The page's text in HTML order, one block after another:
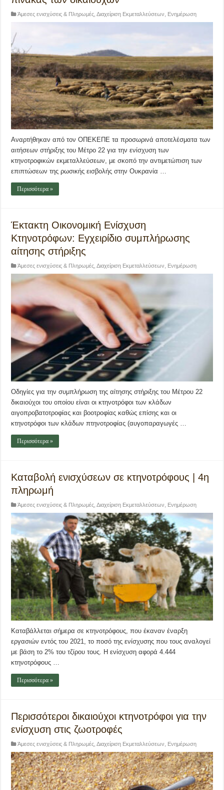
Άμεσες ενισχύσεις & Πληρωμές ,Διαχείριση Εκμεταλλεύσεων Ενημέρωση
Αναρτήθηκαν από τον ΟΠΕΚΕΠΕ τα προσωρινά αποτελέσματα των
αιτήσεων στήριξης του Μέτρο 22 για την ενίσχυση των
κτηνοτροφικών εκμεταλλεύσεων, με σκοπό την αντιμετώπιση των
επιπτώσεων της ρωσικής εισβολής στην Ουκρανία …
Περισσότερα »
Έκτακτη Οικονομική Ενίσχυση
Κτηνοτρόφων: Εγχειρίδιο συμπλήρωσης
αίτησης στήριξης
Άμεσες ενισχύσεις & Πληρωμές,Διαχείριση Εκμεταλλεύσεων, Ενημέρωση
Οδηγίες για την συμπλήρωση της αίτησης στήριξης του Μέτρου 22
δικαιούχοι του οποίου είναι οι κτηνοτρόφοι των κλάδων
αιγοπροβατοτροφίας και βοοτροφίας καθώς επίσης και οι
κτηνοτρόφοι των κλάδων πτηνοτροφίας (αυγοπαραγωγές …
Περισσότερα »
Καταβολή ενισχύσεων σε κτηνοτρόφους | 4η
πληρωμή
Άμεσες ενισχύσεις & Πληρωμές ,Διαχείριση Εκμεταλλεύσεων Ενημέρωση
Καταβάλλεται σήμερα σε κτηνοτρόφους, που έκαναν έναρξη
εργασιών εντός του 2021, το ποσό της ενίσχυσης που τους αναλογεί
με βάση το 2% του τζίρου τους. Η ενίσχυση αφορά 4.444
κτηνοτρόφους …
Περισσότερα »
Περισσότεροι δικαιούχοι κτηνοτρόφοι για την
ενίσχυση στις ζωοτροφές
Άμεσες ενισχύσεις & Πληρωμές ,Διαχείριση Εκμεταλλεύσεων Ενημέρωση